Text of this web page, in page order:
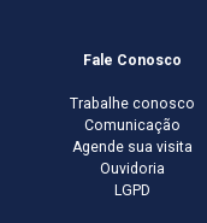
Fale Conosco
Trabalhe conosco
Comunicação
Agende sua visita
Ouvidoria
LGPD